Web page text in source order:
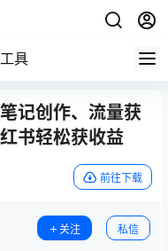
具
记创作、流量获
书轻松获收益
前往下载
关注 私信